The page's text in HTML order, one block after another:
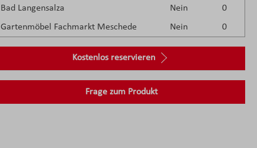
Bad Langensalza
Nein
0
Gartenmöbel Fachmarkt Meschede
Nein 0
Kostenlos reservieren
Frage zum Produkt